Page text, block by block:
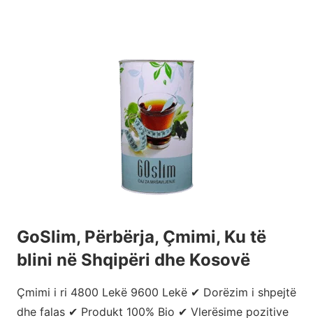
GoSlim, Përbërja, Çmimi, Ku të
blini në Shqipëri dhe Kosovë
Çmimi i ri 4800 Lekë 9600 Lekë ✔ Dorëzim i shpejtë
dhe falas ✔ Produkt 100% Bio ✔ Vlerësime pozitive